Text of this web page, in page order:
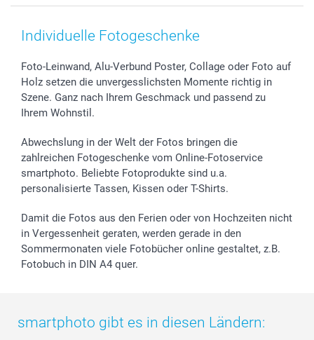
Zubehör & Material
Foto-Kalender & Agenden
Sticker & Etiketten
Geschenk-Gutscheine (PDF)
AGB
Presse
Partnerprogramme
Investor Relations
B2B smartbusiness
Widerrufsrecht
Muttertag
Kommunion & Konfirmation
Hochzeit
Geburtstag
Geburt
Zu allen Anlässen
Preise und Versandkosten
48h Lieferung
Zahlungsmöglichkeiten
Anmelden /Registrieren
Sitemap
Status der Bestellung
smartfriends
smartgarantie
smartbonus
Individuelle Fotogeschenke
Foto-Leinwand, Alu-Verbund Poster, Collage oder Foto auf
Holz setzen die unvergesslichsten Momente richtig in
Szene. Ganz nach Ihrem Geschmack und passend zu
Ihrem Wohnstil.
Abwechslung in der Welt der Fotos bringen die
zahlreichen Fotogeschenke vom Online-Fotoservice
smartphoto. Beliebte Fotoprodukte sind u.a.
personalisierte Tassen, Kissen oder T-Shirts.
Damit die Fotos aus den Ferien oder von Hochzeiten nicht
in Vergessenheit geraten, werden gerade in den
Sommermonaten viele Fotobücher online gestaltet, z.B.
Fotobuch in DIN A4 quer.
smartphoto gibt es in diesen Ländern: